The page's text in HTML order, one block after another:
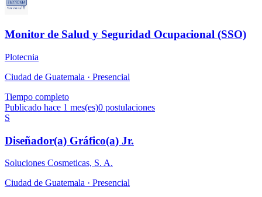
Monitor de Salud y Seguridad Ocupacional (SSO)
Plotecnia
Ciudad de Guatemala · Presencial
Tiempo completo
Publicado hace 1 mes(es)0 postulaciones
S
Diseñador(a) Gráfico(a) Jr.
Soluciones Cosmeticas, S. A.
Ciudad de Guatemala · Presencial